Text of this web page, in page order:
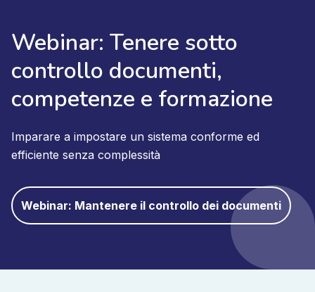
Webinar: Tenere sotto
controllo documenti,
competenze e formazione
Imparare a impostare un sistema conforme ed
efficiente senza complessità
Webinar: Mantenere il controllo dei documenti